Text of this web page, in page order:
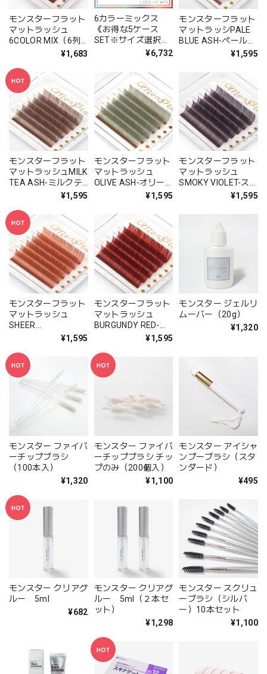
モンスターフラット
マットラッシュ
6COLOR MIX（6列
¥1,683
6カラーミックス
《お得な5ケース
SET※サイズ選択
¥6,732
モンスターフラット
マットラッシPALE
BLUE ASH-ペールブ
ルーアッシュ- （6列
¥1,595
モンスターフラット
マットラッシュMILK
TEA ASH-ミルクテ
ィーアッシュ- （単
¥1,595
モンスターフラット
マットラッシュ
OLIVE ASH-オリー
ブアッシュ- （6列シ
¥1,595
モンスターフラット
マットラッシュ
SMOKY VIOLET-ス
モーキーバイオレッ
¥1,595
モンスターフラット
マットラッシュ
SHEER
TERRACOTTA-シア
ート）
¥1,595
モンスターフラット
マットラッシュ
BURGUNDY RED-バ
ーガンディレッド-
¥1,595
モンスター ジェルリ
ムーバー（20g）
¥1,320
モンスター ファイバ
ーチップブラシ
（100本入）
¥1,320
モンスター ファイバ
ーチップブラシ チッ
プのみ（200個入）
¥1,100
モンスター アイシャ
ンプーブラシ（スタ
ンダード）
¥495
モンスター クリアグ
ルー 5ml
¥682
モンスター クリアグ
ルー 5ml（２本セ
ット）
¥1,298
モンスター スクリュ
ーブラシ（シルバ
ー）10本セット
¥1,100